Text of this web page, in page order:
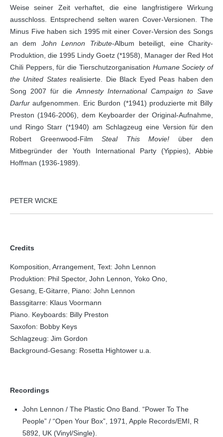
Weise seiner Zeit verhaftet, die eine langfristigere Wirkung
ausschloss. Entsprechend selten waren Cover-Versionen. The
Minus Five haben sich 1995 mit einer Cover-Version des Songs
an dem John Lennon Tribute-Album beteiligt, eine Charity-
Produktion, die 1995 Lindy Goetz (*1958), Manager der Red Hot
Chili Peppers, für die Tierschutzorganisation Humane Society of
the United Statesrealisierte. Die Black Eyed Peas haben den
Song 2007 für die Amnesty International Campaign to Save
Darfur aufgenommen. Eric Burdon (*1941) produzierte mit Billy
Preston (1946-2006), dem Keyboarder der Original-Aufnahme,
und Ringo Starr (*1940) am Schlagzeug eine Version für den
Robert Greenwood-Film Steal This Movie! über den
Mitbegründer der Youth International Party (Yippies), Abbie
Hoffman (1936-1989).
PETER WICKE
Credits
Komposition, Arrangement, Text: John Lennon
Produktion: Phil Spector, John Lennon, Yoko Ono,
Gesang, E-Gitarre, Piano: John Lennon
Bassgitarre: Klaus Voormann
Piano. Keyboards: Billy Preston
Saxofon: Bobby Keys
Schlagzeug: Jim Gordon
Background-Gesang: Rosetta Hightower u.a.
Recordings
John Lennon / The Plastic Ono Band. “Power To The
People” / “Open Your Box”, 1971, Apple Records/EMI, R
5892, UK (Vinyl/Single).